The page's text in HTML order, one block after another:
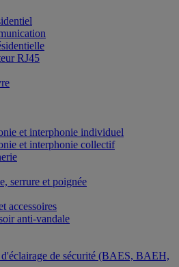
RJ45
et interphonie individuel
et interphonie collectif
serrure et poignée
accessoires
anti-vandale
de sécurité (BAES, BAEH,